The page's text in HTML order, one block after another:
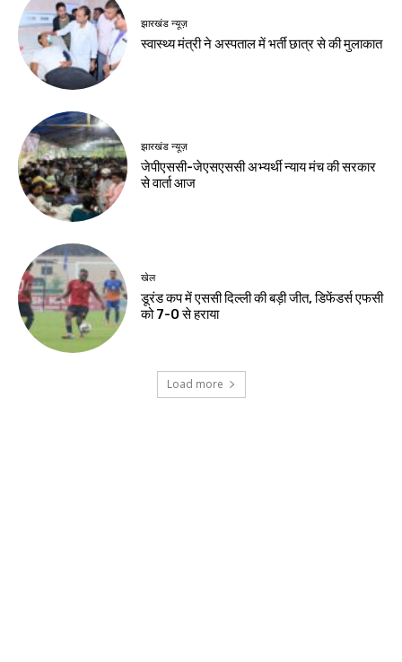
ओ.पी. चौधरी का निधन
Birsa Bhumi Live -
August 8, 2026
नवीनतम लेख
देश-विदेश
झारखंड न्यूज़